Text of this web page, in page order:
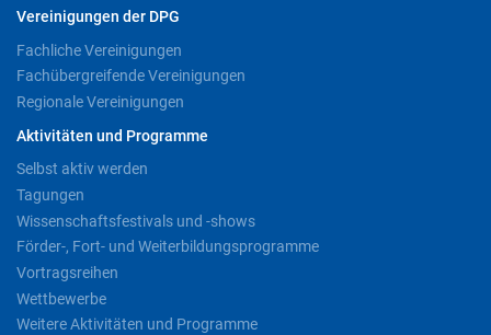
Vereinigungen der DPG
Fachliche Vereinigungen
Fachübergreifende Vereinigungen
Regionale Vereinigungen
Aktivitäten und Programme
Selbst aktiv werden
Tagungen
Wissenschaftsfestivals und -shows
Förder-, Fort- und Weiterbildungsprogramme
Vortragsreihen
Wettbewerbe
Weitere Aktivitäten und Programme